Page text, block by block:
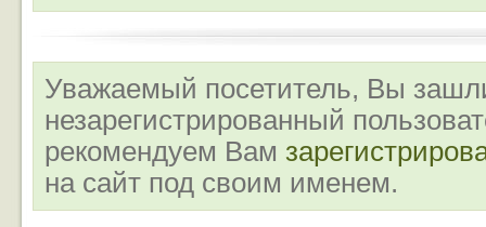
Уважаемый посетитель, Вы
незарегистрированный
рекомендуем Вам
на сайт под своим именем.